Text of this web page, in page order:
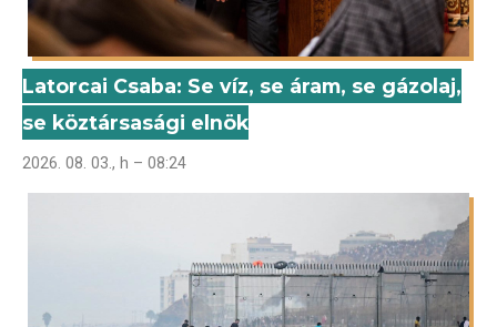
Latorcai Csaba: Se víz, se áram, se gázolaj,
se köztársasági elnök
2026. 08. 03., h – 08:24